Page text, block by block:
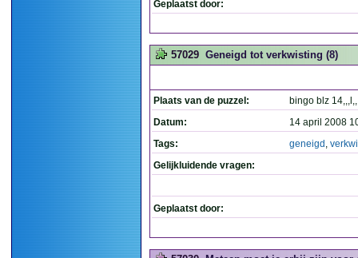
Geplaatst door:
57029 Geneigd tot verkwisting (8)
Plaats van de puzzel:
bingo blz
Datum:
14 april 2008
Tags:
geneigd ,
Gelijkluidende vragen:
Geplaatst door: